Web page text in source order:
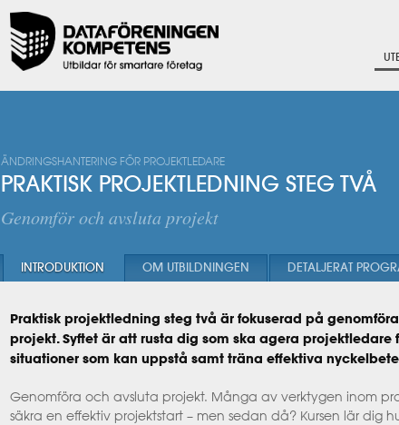
ÄNDRINGSHANTERING FÖR PROJEKTLEDARE
PRAKTISK PROJEKTLEDNING STEG TVÅ
Genomför och avsluta projekt
INTRODUKTION OM UTBILDNINGEN DETALJERAT
Praktisk projektledning steg två är fokuserad på
projekt. Syftet är att rusta dig som ska agera projektledare
situationer som kan uppstå samt träna effektiva
Genomföra och avsluta projekt. Många av verktygen inom
säkra en effektiv projektstart – men sedan då? Kursen lär dig